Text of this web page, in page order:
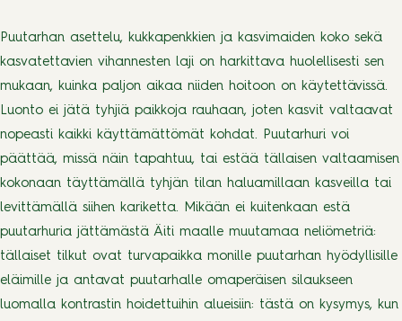
Puutarhan asettelu, kukkapenkkien ja kasvimaiden koko sekä
kasvatettavien vihannesten laji on harkittava huolellisesti sen
mukaan, kuinka paljon aikaa niiden hoitoon on käytettävissä.
Luonto ei jätä tyhjiä paikkoja rauhaan, joten kasvit valtaavat
nopeasti kaikki käyttämättömät kohdat. Puutarhuri voi
päättää, missä näin tapahtuu, tai estää tällaisen valtaamisen
kokonaan täyttämällä tyhjän tilan haluamillaan kasveilla tai
levittämällä siihen kariketta. Mikään ei kuitenkaan estä
puutarhuria jättämästä Äiti maalle muutamaa neliömetriä:
tällaiset tilkut ovat turvapaikka monille puutarhan hyödyllisille
eläimille ja antavat puutarhalle omaperäisen silaukseen
luomalla kontrastin hoidettuihin alueisiin: tästä on kysymys, kun